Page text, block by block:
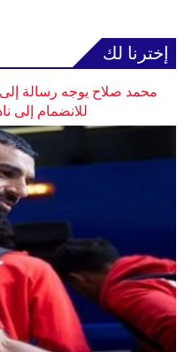
إخترنا لك
محمد صلاح يوجه رسالة إلى
للانضمام إلى